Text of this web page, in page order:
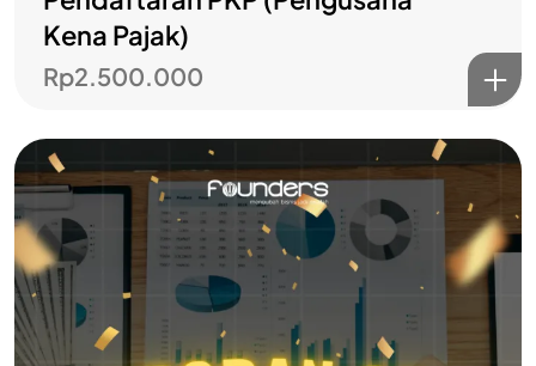
Kena Pajak)
Rp2.500.000